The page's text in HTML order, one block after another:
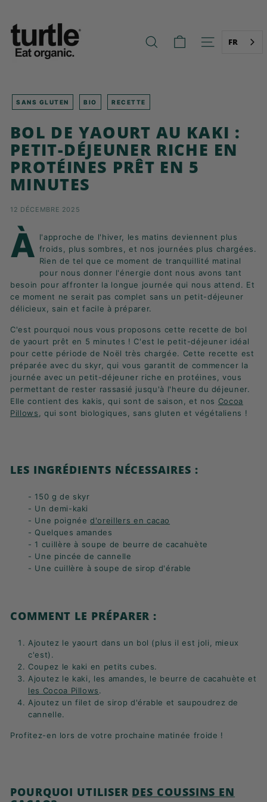
contenu
U
R
T
E
-
E
T
T
E
B
R
E
A
K
F
A
S
T
!
RECHERCHE FR
SANS GLUTEN BIO RECETTE
BOL DE YAOURT AU KAKI :
PETIT-DÉJEUNER RICHE EN
PROTÉINES PRÊT EN 5
MINUTES
12 DÉCEMBRE 2025
À l'approche de l'hiver, les matins deviennent plus
froids, plus sombres, et nos journées plus chargées.
Rien de tel que ce moment de tranquillité matinal
pour nous donner l'énergie dont nous avons tant
besoin pour affronter la longue journée qui nous attend. Et
ce moment ne serait pas complet sans un petit-déjeuner
délicieux, sain et facile à préparer.
C'est pourquoi nous vous proposons cette recette de bol
de yaourt prêt en 5 minutes ! C'est le petit-déjeuner idéal
pour cette période de Noël très chargée. Cette recette est
préparée avec du skyr, qui vous garantit de commencer la
journée avec un petit-déjeuner riche en protéines, vous
permettant de rester rassasié jusqu'à l'heure du déjeuner.
Elle contient des kakis, qui sont de saison, et nos Cocoa
Pillows , qui sont biologiques, sans gluten et végétaliens !
LES INGRÉDIENTS NÉCESSAIRES :
- 150 g de skyr
- Un demi-kaki
- Une poignéed'oreillers en cacao
- Quelques amandes
- 1 cuillère à soupe de beurre de cacahuète
- Une pincée de cannelle
- Une cuillère à soupe de sirop d'érable
COMMENT LE PRÉPARER :
Ajoutez le yaourt dans un bol (plus il est joli, mieux
c'est).
Coupez le kaki en petits cubes.
Ajoutez le kaki, les amandes, le beurre de cacahuète et
les Cocoa Pillows.
Ajoutez un filet de sirop d'érable et saupoudrez de
cannelle.
Profitez-en lors de votre prochaine matinée froide !
POURQUOI UTILISER DES COUSSINS EN